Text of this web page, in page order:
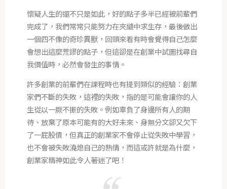
懷疑人生的還不只是如此，好的點子多半已經被前輩們
完成了，我們常常只能努力在夾縫中求生存，最後做出
一個四不像的奇珍異獸，回頭來看有時會覺得自己怎麼
會想出這麼荒謬的點子，但這卻是在創業中試圖找尋自
我價值時，必然會發生的事情。
許多創業的前輩們在課程時也有提到類似的經驗：創業
家們不斷的失敗，這裡的失敗，指的是可能會讓你的人
生從以一厥不振的失敗。例如辜負了身邊所有人的期
待、放棄了原本可能有的大好未來、身無分文卻又欠下
了一屁股債，但真正的創業家不會停止從失敗中學習，
也不會被失敗澆熄自己的熱情，而這或許就是為什麼，
創業家精神如此令人著迷了吧！